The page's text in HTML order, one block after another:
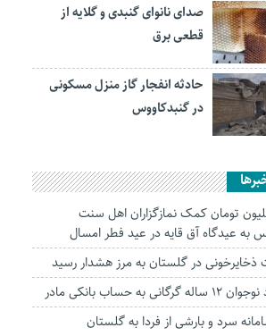
صدای نانوای گنبدی و گلایه از
قطعی برق
حادثه انفجار گاز منزل مسکونی
در گنبدکاووس
میلیون تومان کمک نمازگزاران اهل سنت
به عیدگاه آق قایه در عید فطر امسال
در گلستان به مرز هشدار رسید
به حساب بانکی مادر
سرد و بارشی از فردا به گلستان